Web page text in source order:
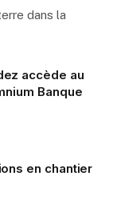
dans la
accède au
Banque
en chantier